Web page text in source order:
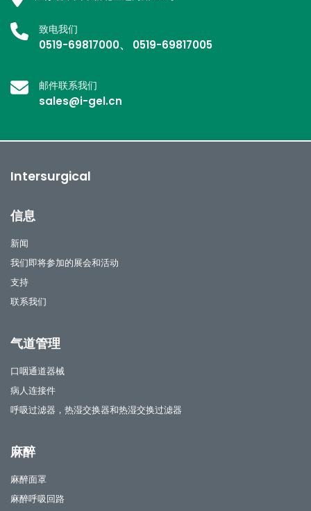
致电我们
0519-69817000、 0519-69817005
邮件联系我们
sales@i-gel.cn
Intersurgical
信息
新闻
我们即将参加的展会和活动
支持
联系我们
气道管理
口咽通道器械
病人连接件
呼吸过滤器，热湿交换器和热湿交换过滤器
麻醉
麻醉面罩
麻醉呼吸回路